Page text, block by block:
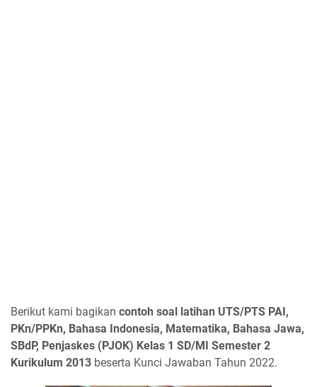
Berikut kami bagikan contoh soal latihan UTS/PTS PAI,
PKn/PPKn, Bahasa Indonesia, Matematika, Bahasa Jawa,
SBdP, Penjaskes (PJOK) Kelas 1 SD/MI Semester 2
Kurikulum 2013 beserta Kunci Jawaban Tahun 2022.